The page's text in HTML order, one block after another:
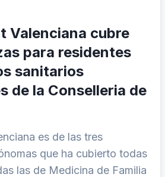
Valenciana cubre
para residentes
sanitarios
de la Conselleria de
es de las tres
que ha cubierto todas
las de Medicina de Familia